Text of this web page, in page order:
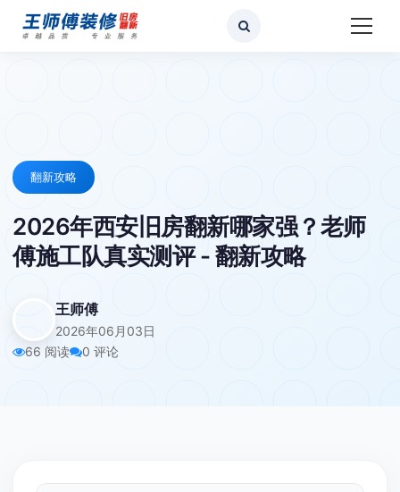
翻新攻略
2026年西安旧房翻新哪家强？老师
傅施工队真实测评 - 翻新攻略
王师傅
2026年06月03日
66 阅读
0 评论